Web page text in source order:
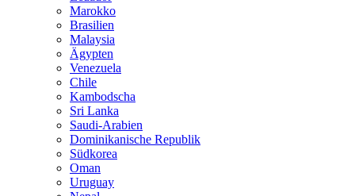
Marokko
Brasilien
Malaysia
Ägypten
Venezuela
Chile
Kambodscha
Sri Lanka
Saudi-Arabien
Dominikanische Republik
Südkorea
Oman
Uruguay